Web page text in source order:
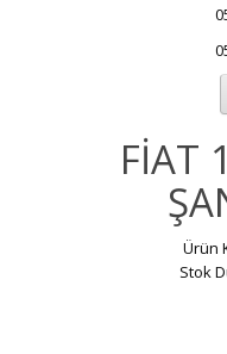
FİAT
Ürün
Stok